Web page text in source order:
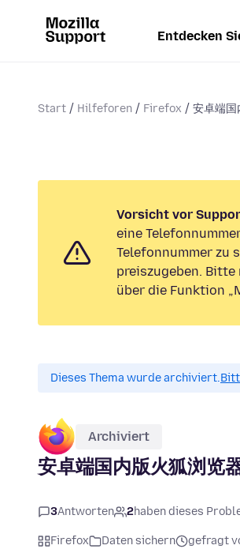
Entdecken
Start Hilfeforen Firefox 安卓端国
Vorsicht vor
eine
Telefonnummer zu
preiszugeben.
über die Funktion
Dieses Thema wurde archiviert.
Archiviert
安卓端国内版火狐浏览
3Antworten 2haben dieses
Firefox Daten sichern gefragt